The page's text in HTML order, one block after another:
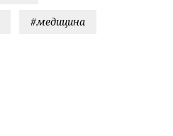
#медицина